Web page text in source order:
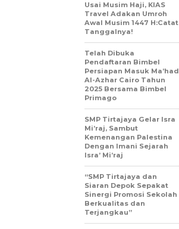
Usai Musim Haji, KIAS
Travel Adakan Umroh
Awal Musim 1447 H:Catat
Tanggalnya!
Telah Dibuka
Pendaftaran Bimbel
Persiapan Masuk Ma’had
Al-Azhar Cairo Tahun
2025 Bersama Bimbel
Primago
SMP Tirtajaya Gelar Isra
Mi’raj, Sambut
Kemenangan Palestina
Dengan Imani Sejarah
Isra’ Mi’raj
“SMP Tirtajaya dan
Siaran Depok Sepakat
Sinergi Promosi Sekolah
Berkualitas dan
Terjangkau”